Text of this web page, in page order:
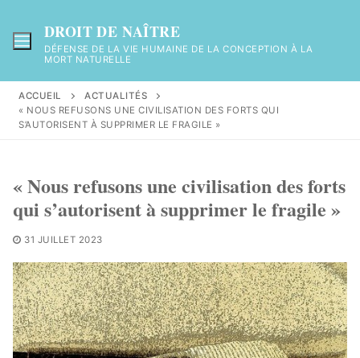
au
contenu
DROIT DE NAÎTRE
DÉFENSE DE LA VIE HUMAINE DE LA CONCEPTION À LA
MORT NATURELLE
ACCUEIL
ACTUALITÉS
« NOUS REFUSONS UNE CIVILISATION DES FORTS QUI
S’AUTORISENT À SUPPRIMER LE FRAGILE »
« Nous refusons une civilisation des forts
qui s’autorisent à supprimer le fragile »
31 JUILLET 2023